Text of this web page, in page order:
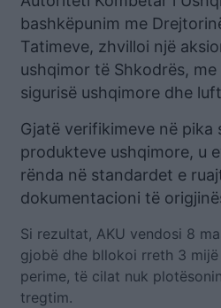
bashkëpunim me
Tatimeve, zhvilloi një
ushqimor të Shkodrës,
sigurisë ushqimore dhe
Gjatë verifikimeve në pika
produkteve ushqimore, u
rënda në standardet e
dokumentacioni të
Si rezultat, AKU vendosi 8
gjobë dhe bllokoi rreth 3
perime, të cilat nuk
tregtim.